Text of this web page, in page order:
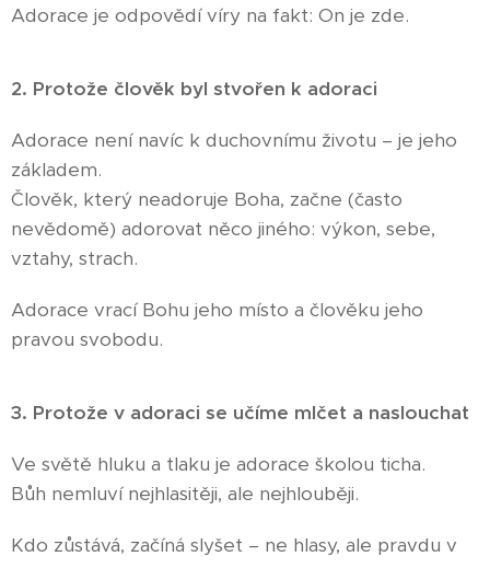
Adorace je odpovědí víry na fakt: On je zde.
2. Protože člověk byl stvořen k adoraci
Adorace není navíc k duchovnímu životu – je jeho
základem.
Člověk, který neadoruje Boha, začne (často
nevědomě) adorovat něco jiného: výkon, sebe,
vztahy, strach.
Adorace vrací Bohu jeho místo a člověku jeho
pravou svobodu.
3. Protože v adoraci se učíme mlčet a naslouchat
Ve světě hluku a tlaku je adorace školou ticha.
Bůh nemluví nejhlasitěji, ale nejhlouběji.
Kdo zůstává, začíná slyšet – ne hlasy, ale pravdu v